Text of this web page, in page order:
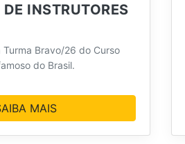
INSTRUTORES
Bravo/26 do Curso
do Brasil.
MAIS